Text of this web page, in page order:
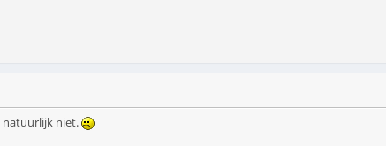
natuurlijk niet.